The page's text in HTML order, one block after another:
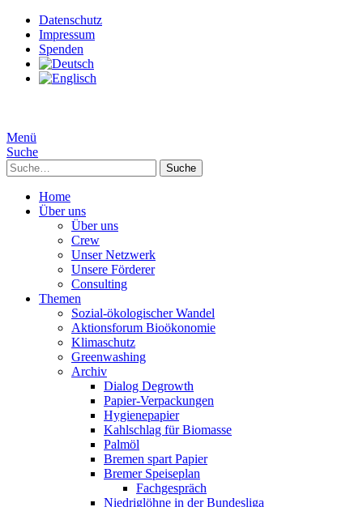
Datenschutz
Impressum
Spenden
Menü
Suche
Suche
Home
Über uns
Über uns
Crew
Unser Netzwerk
Unsere Förderer
Consulting
Themen
Sozial-ökologischer Wandel
Aktionsforum Bioökonomie
Klimaschutz
Greenwashing
Archiv
Dialog Degrowth
Papier-Verpackungen
Hygienepapier
Kahlschlag für Biomasse
Palmöl
Bremen spart Papier
Bremer Speiseplan
Fachgespräch
Niedriglöhne in der Bundesliga